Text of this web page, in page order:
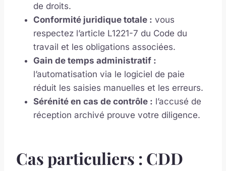
de droits.
Conformité juridique totale : vous
respectez l’article L1221-7 du Code du
travail et les obligations associées.
Gain de temps administratif :
l’automatisation via le logiciel de paie
réduit les saisies manuelles et les erreurs.
Sérénité en cas de contrôle : l’accusé de
réception archivé prouve votre diligence.
Cas particuliers : CDD